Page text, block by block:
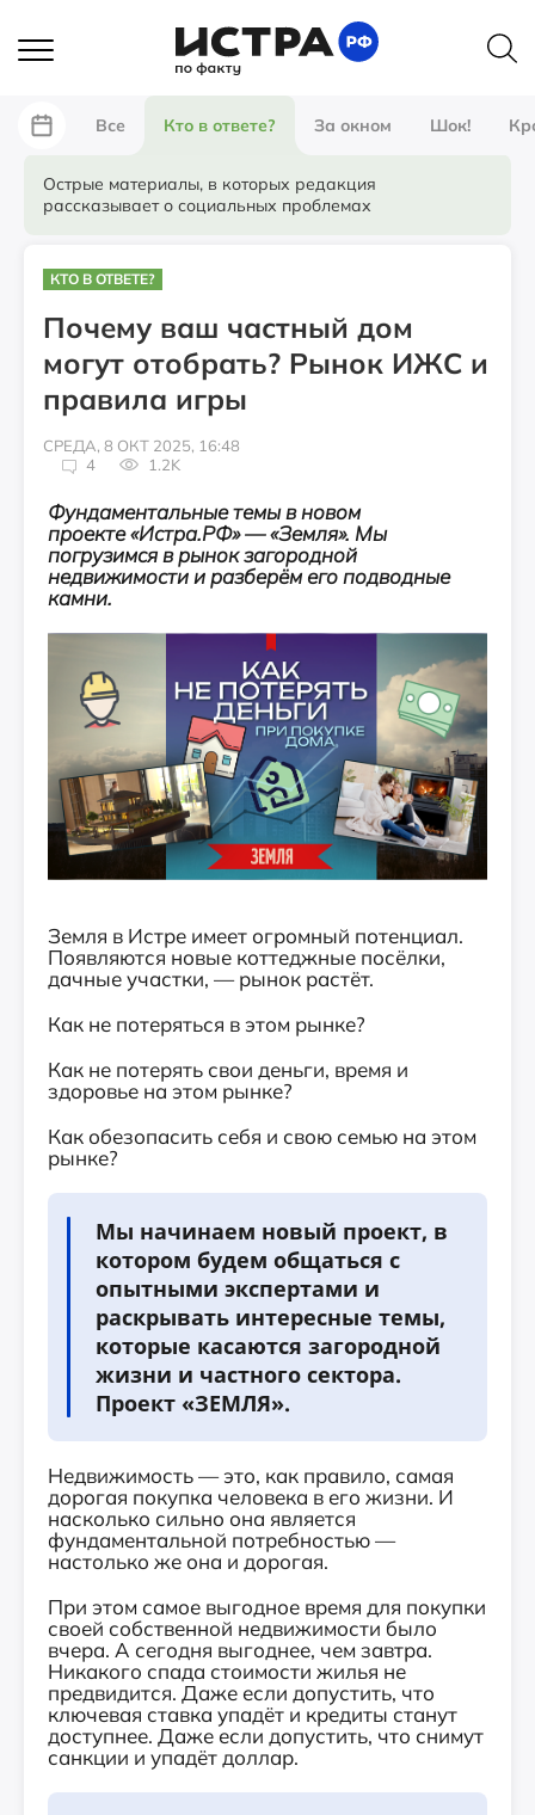
Все Кто в ответе? За окном Шок!
Острые материалы, в которых редакция
рассказывает о социальных проблемах
КТО В ОТВЕТЕ?
Почему ваш частный дом
могут отобрать? Рынок ИЖС и
правила игры
СРЕДА, 8 ОКТ 2025, 16:48
4
1.2K
Фундаментальные темы в новом
проекте «Истра.РФ» — «Земля». Мы
погрузимся в рынок загородной
недвижимости и разберём его подводные
камни.
Земля в Истре имеет огромный потенциал.
Появляются новые коттеджные посёлки,
дачные участки, — рынок растёт.
Как не потеряться в этом рынке?
Как не потерять свои деньги, время и
здоровье на этом рынке?
Как обезопасить себя и свою семью на этом
рынке?
Мы начинаем новый проект, в
котором будем общаться с
опытными экспертами и
раскрывать интересные темы,
которые касаются загородной
жизни и частного сектора.
Проект «ЗЕМЛЯ».
Недвижимость — это, как правило, самая
дорогая покупка человека в его жизни. И
насколько сильно она является
фундаментальной потребностью —
настолько же она и дорогая.
При этом самое выгодное время для покупки
своей собственной недвижимости было
вчера. А сегодня выгоднее, чем завтра.
Никакого спада стоимости жилья не
предвидится. Даже если допустить, что
ключевая ставка упадёт и кредиты станут
доступнее. Даже если допустить, что снимут
санкции и упадёт доллар.